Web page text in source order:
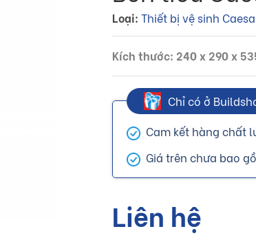
Loại: Thiết bị vệ sinh
Kích thước: 240 x 290 x
Chỉ có ở
Cam kết hàng chất
Giá trên chưa bao
Liên hệ